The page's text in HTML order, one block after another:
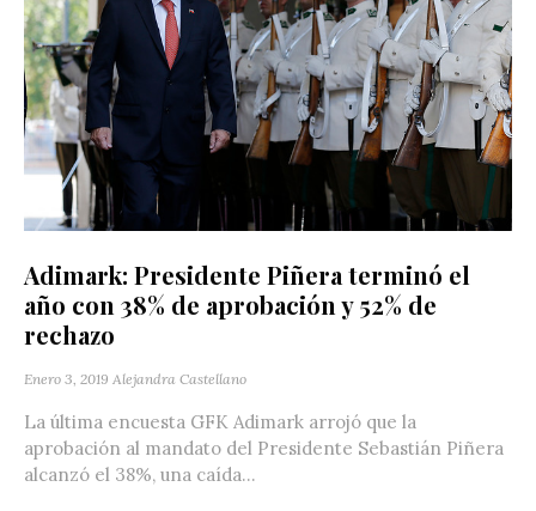
Adimark: Presidente Piñera terminó el
año con 38% de aprobación y 52% de
rechazo
Enero 3, 2019 Alejandra Castellano
La última encuesta GFK Adimark arrojó que la
aprobación al mandato del Presidente Sebastián Piñera
alcanzó el 38%, una caída...